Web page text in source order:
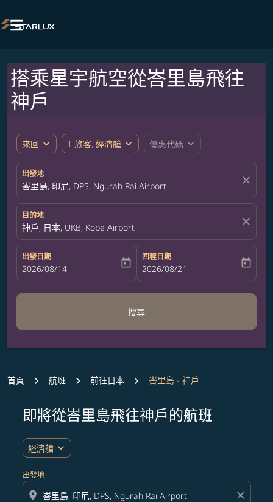

搭乘星宇航空從峇里島飛往
神戶
來回 expand_more 1 旅客, 經濟艙 expand_more 優惠代碼 expand_more
出發地
峇里島, 印尼, DPS, Ngurah Rai Airport close
目的地
神戶, 日本, UKB, Kobe Airport close
出發日期
fc-booking-departure-date-aria-label
2026/08/14 today
回程日期
fc-booking-return-date-aria-label
2026/08/21 today
搜尋
首頁 航班 前往日本 峇里島 - 神戶
即將從峇里島飛往神戶的航班
經濟艙 expand_more
出發地
location_on close
無符合您設定條件的票價，請調整篩選條件。